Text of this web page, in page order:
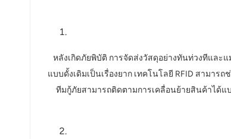
หลังเกิดภัยพิบัติ การจัดส่งวัสดุอย่างทันท่วงทีและ
แบบดั้งเดิมเป็นเรื่องยาก เทคโนโลยี RFID สามา
ทีมกู้ภัยสามารถติดตามการเคลื่อนย้ายสินค้าได้แ